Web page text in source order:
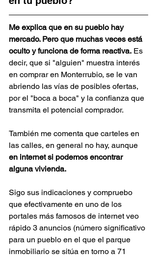
Me explica que en su pueblo hay
mercado. Pero que muchas veces está
oculto y funciona de forma reactiva. Es
decir, que si "alguien" muestra interés
en comprar en Monterrubio, se le van
abriendo las vías de posibles ofertas,
por el "boca a boca" y la confianza que
transmita el potencial comprador.
También me comenta que carteles en
las calles, en general no hay, aunque
en internet si podemos encontrar
alguna vivienda.
Sigo sus indicaciones y compruebo
que efectivamente en uno de los
portales más famosos de internet veo
rápido 3 anuncios (número significativo
para un pueblo en el que el parque
inmobiliario se sitúa en torno a 71